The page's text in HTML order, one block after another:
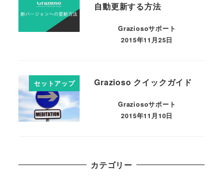
自動更新する方法
Graziosoサポート
2015年11月25日
セットアップ Grazioso クイックガイド
Graziosoサポート
2015年11月10日
カテゴリー